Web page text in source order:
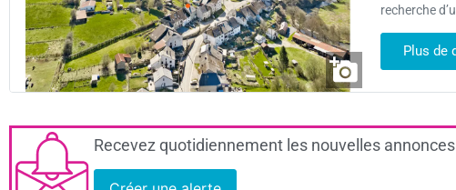
recherche
Plus de
Recevez quotidiennement les nouvelles